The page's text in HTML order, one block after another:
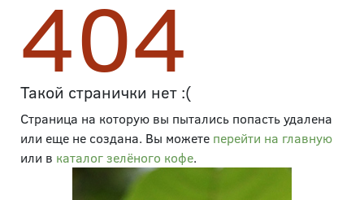
404
Такой странички нет :(
Страница на которую вы пытались попасть удалена
или еще не создана. Вы можете перейти на главную
или в каталог зелёного кофе.